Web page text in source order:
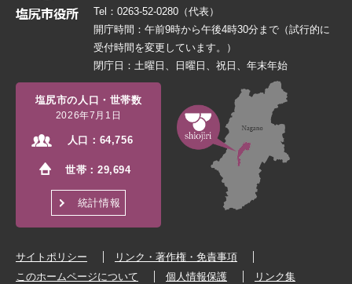
Tel：0263-52-0280（代表）
開庁時間：午前9時から午後4時30分まで（試行的に
受付時間を変更しています。）
閉庁日：土曜日、日曜日、祝日、年末年始
塩尻市の人口・世帯数
2026年7月1日
人口： 64,756
世帯：29,694
統計情報
サイトポリシー
リンク・著作権・免責事項
このホームページについて
個人情報保護 リンク集